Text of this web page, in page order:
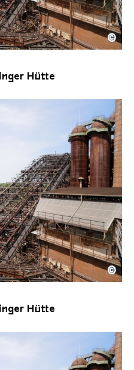
Völklinger Hütte mit
Völklinger Hütte | Karl
©
Hütte
Völklinger Hütte mit
Völklinger Hütte | Karl
©
Hütte